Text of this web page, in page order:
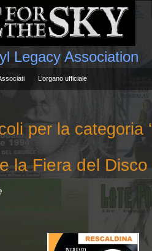
Legacy Association
L’organo ufficiale
per la categoria
la Fiera del